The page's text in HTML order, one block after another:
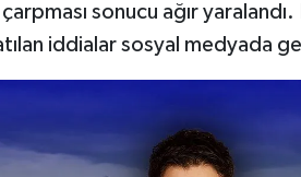
sonucu ağır yaralandı.
iddialar sosyal medyada